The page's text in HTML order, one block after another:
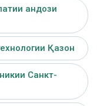
андози
Қазон
Санкт-